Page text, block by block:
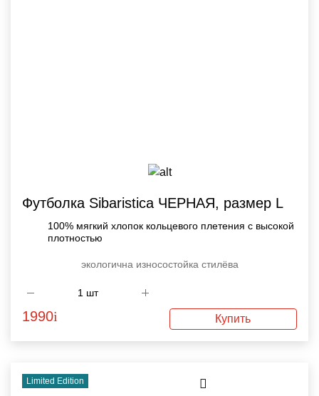
Футболка Sibaristica ЧЕРНАЯ, размер L
100% мягкий хлопок кольцевого плетения с высокой
плотностью
экологична износостойка стилёва
1990i Купить
Limited Edition